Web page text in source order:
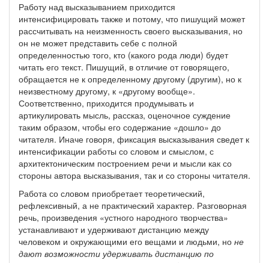
Работу над высказыванием приходится
интенсифицировать также и потому, что пишущий может
рассчитывать на неизменность своего высказывания, но
он не может представить себе с полной
определенностью того, кто (какого рода люди) будет
читать его текст. Пишущий, в отличие от говорящего,
обращается не к определенному другому (другим), но к
неизвестному другому, к «другому вообще».
Соответственно, приходится продумывать и
артикулировать мысль, рассказ, оценочное суждение
таким образом, чтобы его содержание «дошло» до
читателя. Иначе говоря, фиксация высказывания сведет к
интенсификации работы со словом и смыслом, с
архитектоническим построением речи и мысли как со
стороны автора высказывания, так и со стороны читателя.
Работа со словом приобретает теоретический,
рефлексивный, а не практический характер. Разговорная
речь, произведения «устного народного творчества»
устанавливают и удерживают дистанцию между
человеком и окружающими его вещами и людьми, но не
дают возможности удерживать дистанцию по